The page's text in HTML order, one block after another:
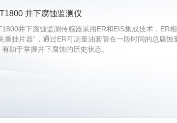
井下腐蚀监测仪
井下腐蚀监测传感器采用ER和EIS集成技术，ER
重挂片器”，通过ER可测量油套管在一段时间的总腐蚀
有助于掌握井下腐蚀的历史状态。